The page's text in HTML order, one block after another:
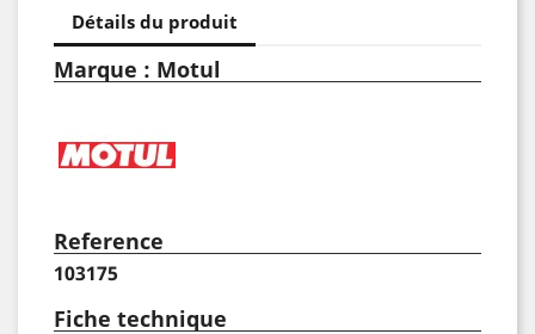
Détails du produit
Marque : Motul
Reference
103175
Fiche technique